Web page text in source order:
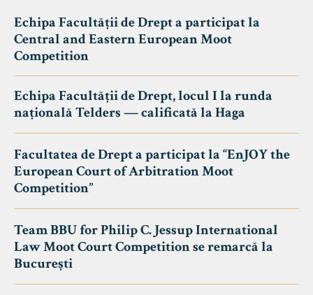
Echipa Facultății de Drept a participat la
Central and Eastern European Moot
Competition
Echipa Facultății de Drept, locul I la runda
națională Telders — calificată la Haga
Facultatea de Drept a participat la “EnJOY the
European Court of Arbitration Moot
Competition”
Team BBU for Philip C. Jessup International
Law Moot Court Competition se remarcă la
București